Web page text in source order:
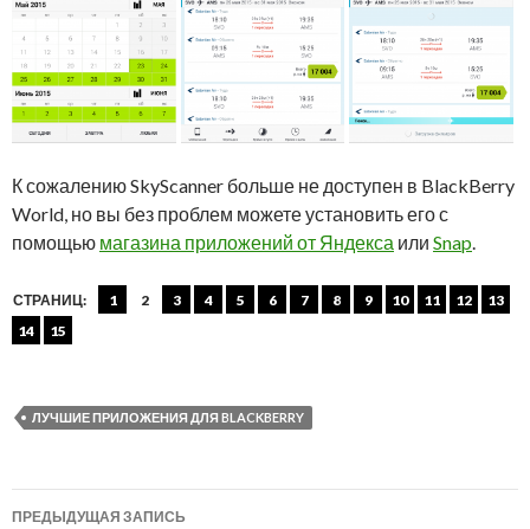
К сожалению SkyScanner больше не доступен в BlackBerry
World, но вы без проблем можете установить его с
помощью магазина приложений от Яндекса или Snap.
СТРАНИЦ: 1 2 3 4 5 6 7 8 9 10 11 12
13
14
15
ЛУЧШИЕ ПРИЛОЖЕНИЯ ДЛЯ BLACKBERRY
Навигация
ПРЕДЫДУЩАЯ ЗАПИСЬ